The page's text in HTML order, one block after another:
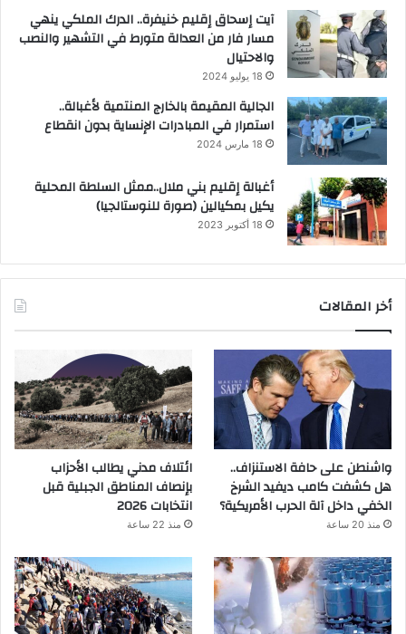
آيت إسحاق إقليم خنيفرة.. الدرك الملكي ينهي
مسار فار من العدالة متورط في التشهير والنصب
والاحتيال
18 يوليو 2024
الجالية المقيمة بالخارج المنتمية لأغبالة..
استمرار في المبادرات الإنساية بدون انقطاع
18 مارس 2024
أغبالة إقليم بني ملال..ممثل السلطة المحلية
يكيل بمكيالين (صورة للنوستالجيا)
18 أكتوبر 2023
أخر المقالات
واشنطن على حافة الاستنزاف..
هل كشفت كامب ديفيد الشرخ
الخفي داخل آلة الحرب الأمريكية؟
منذ 20 ساعة
ائتلاف مدني يطالب الأحزاب
بإنصاف المناطق الجبلية قبل
انتخابات 2026
منذ 22 ساعة